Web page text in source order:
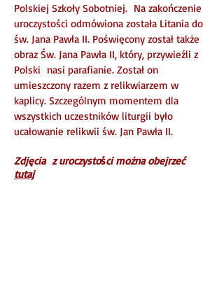
Polskiej Szkoły Sobotniej. Na zakończenie
uroczystości odmówiona została Litania do
św. Jana Pawła II. Poświęcony został także
obraz Św. Jana Pawła II, który, przywieźli z
Polski nasi parafianie. Został on
umieszczony razem z relikwiarzem w
kaplicy. Szczególnym momentem dla
wszystkich uczestników liturgii było
ucałowanie relikwii św. Jan Pawła II.
Zdjęcia z uroczystości można obejrzeć
tutaj